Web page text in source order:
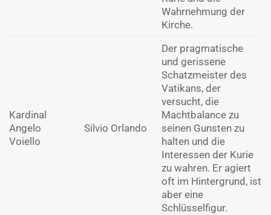
Wahrnehmung der
Kirche.
Kardinal
Angelo
Voiello
Silvio Orlando
Der pragmatische
und gerissene
Schatzmeister des
Vatikans, der
versucht, die
Machtbalance zu
seinen Gunsten zu
halten und die
Interessen der Kurie
zu wahren. Er agiert
oft im Hintergrund, ist
aber eine
Schlüsselfigur.